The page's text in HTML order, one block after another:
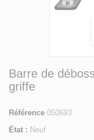
Barre de
griffe
Référence 050693
État : Neuf